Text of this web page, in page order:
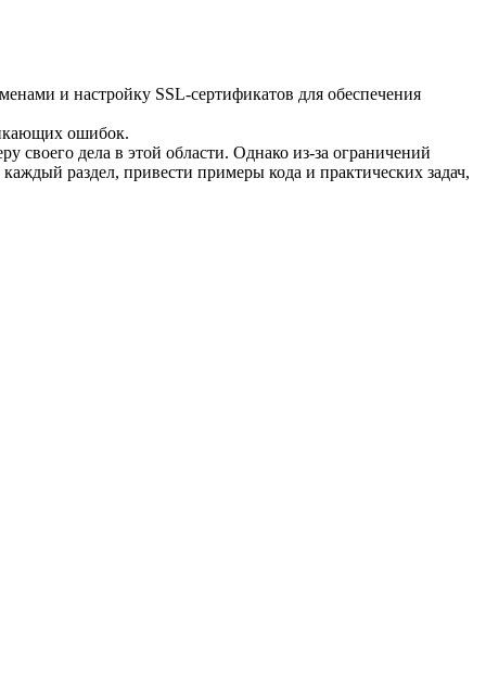
и настройку SSL-сертификатов для обеспечения
ошибок.
своего дела в этой области. Однако из-за ограничений
раздел, привести примеры кода и практических задач,